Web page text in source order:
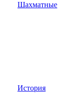
Шахматные
История